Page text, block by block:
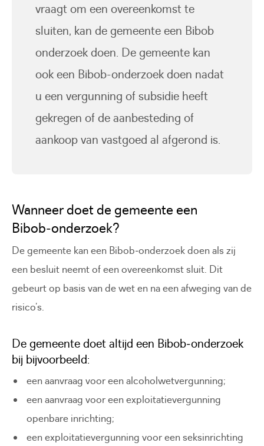
vraagt om een overeenkomst te
sluiten, kan de gemeente een Bibob
onderzoek doen. De gemeente kan
ook een Bibob-onderzoek doen nadat
u een vergunning of subsidie heeft
gekregen of de aanbesteding of
aankoop van vastgoed al afgerond is.
Wanneer doet de gemeente een
Bibob‑onderzoek?
De gemeente kan een Bibob‑onderzoek doen als zij
een besluit neemt of een overeenkomst sluit. Dit
gebeurt op basis van de wet en na een afweging van de
risico’s.
De gemeente doet altijd een Bibob‑onderzoek
bij bijvoorbeeld:
een aanvraag voor een alcoholwetvergunning;
een aanvraag voor een exploitatievergunning
openbare inrichting;
een exploitatievergunning voor een seksinrichting